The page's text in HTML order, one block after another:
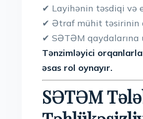
✔ Layihənin təsdiqi və
✔ Ətraf mühit təsirinin
✔ SƏTƏM qaydalarına
Tənzimləyici
əsas rol oynayır.
SƏTƏM